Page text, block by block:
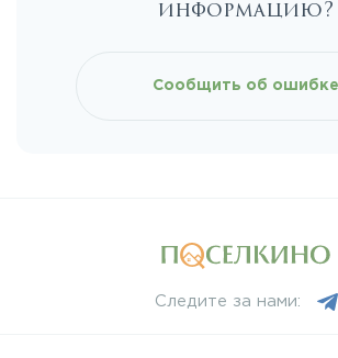
информацию?
Сообщить об ошибке
Следите за нами: